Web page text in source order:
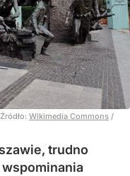
Wikimedia Commons /
trudno